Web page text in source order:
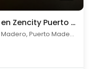
Cochera doble cubierta en Zencity Puerto Madero en Alquiler
Cochera Doble Zencity Puerto Madero, Puerto Madero, Capital Federal